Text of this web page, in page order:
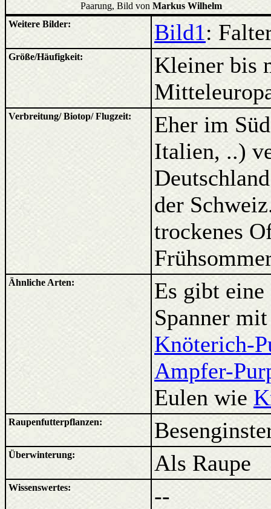
Paarung, Bild von Markus Wilhelm
Weitere Bilder:
Bild1:
Größe/Häufigkeit:
Kleiner bis
Verbreitung/ Biotop/ Flugzeit:
Eher im
Italien, ..)
der
trockenes
Ähnliche Arten:
Es gibt
Spanner
Knöterich-
Ampfer-
Eulen wie
Raupenfutterpflanzen:
Überwinterung: Als Raupe
Wissenswertes: --